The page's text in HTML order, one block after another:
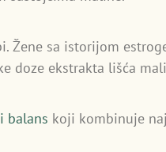
Žene sa istorijom
doze ekstrakta lišća
balans koji kombinuje